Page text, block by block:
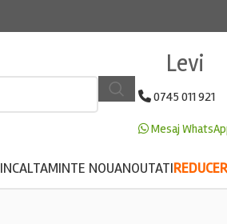
Levi
0745 011 921
Mesaj
INCALTAMINTE NOUANOUTATI